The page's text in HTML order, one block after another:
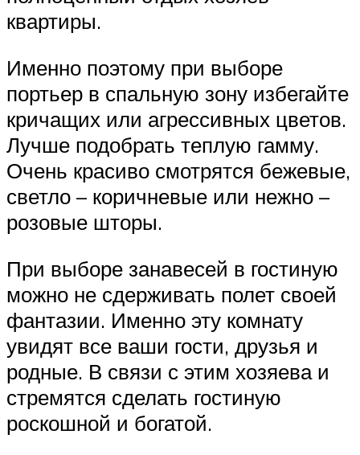
квартиры.
Именно поэтому при выборе
портьер в спальную зону избегайте
кричащих или агрессивных цветов.
Лучше подобрать теплую гамму.
Очень красиво смотрятся бежевые,
светло – коричневые или нежно –
розовые шторы.
При выборе занавесей в гостиную
можно не сдерживать полет своей
фантазии. Именно эту комнату
увидят все ваши гости, друзья и
родные. В связи с этим хозяева и
стремятся сделать гостиную
роскошной и богатой.